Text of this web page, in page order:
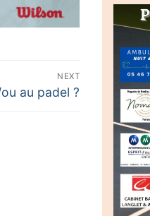
NEXT
au padel ?